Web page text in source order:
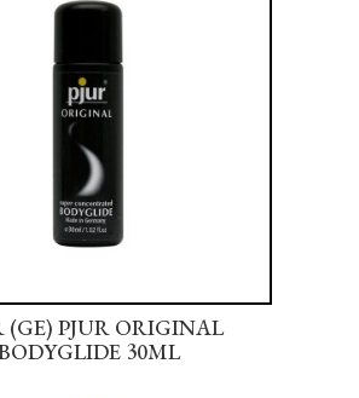
(GE) PJUR ORIGINAL
30ML